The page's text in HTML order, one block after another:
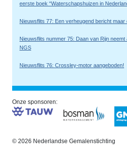
eerste boek “Waterschapshuizen in
Nieuwsflits 77: Een verheugend bericht maar
Nieuwsflits nummer 75: Daan van Rijn
NGS
Nieuwsflits 76: Crossley-motor aangeboden!
Onze sponsoren:
© 2026 Nederlandse Gemalenstichting